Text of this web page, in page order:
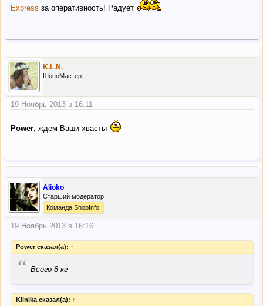
Express за оперативность! Радует
K.L.N.
ШопоМастер
19 Ноябрь 2013 в 16:11
Power , ждем Ваши хвасты
Alioko
Старший модератор
Команда ShopInfo
19 Ноябрь 2013 в 16:16
Power сказал(а): ↑
“ Всего 8 кг
Klinika сказал(а): ↑